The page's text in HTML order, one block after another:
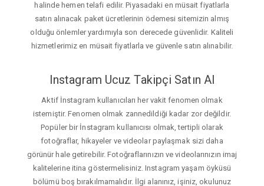
halinde hemen telafi edilir. Piyasadaki en müsait fiyatlarla
satın alınacak paket ücretlerinin ödemesi sitemizin almış
olduğu önlemler yardımıyla son derecede güvenlidir. Kaliteli
hizmetlerimiz en müsait fiyatlarla ve güvenle satın alınabilir.
Instagram Ucuz Takipçi Satın Al
Aktif İnstagram kullanıcıları her vakit fenomen olmak
istemiştir. Fenomen olmak zannedildiği kadar zor değildir.
Popüler bir İnstagram kullanıcısı olmak, tertipli olarak
fotoğraflar, hikayeler ve videolar paylaşmak sizi daha
görünür hale getirebilir. Fotoğraflarınızın ve videolarınızın imaj
kalitelerine itina göstermelisiniz. Instagram yaşam öyküsü
bölümü boş bırakılmamalıdır. İlgi alanınız, işiniz, okulunuz